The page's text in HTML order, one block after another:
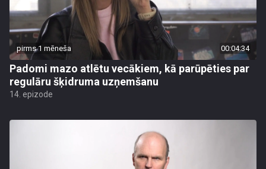
pirms 1 mēneša 00:04:34
Padomi mazo atlētu vecākiem, kā parūpēties par
regulāru šķidruma uzņemšanu
14. epizode